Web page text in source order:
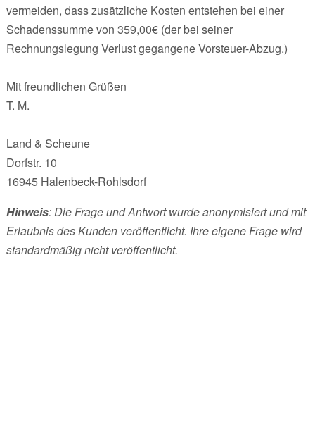
vermeiden, dass zusätzliche Kosten entstehen bei einer
Schadenssumme von 359,00€ (der bei seiner
Rechnungslegung Verlust gegangene Vorsteuer-Abzug.)
Mit freundlichen Grüßen
T. M.
Land & Scheune
Dorfstr. 10
16945 Halenbeck-Rohlsdorf
Hinweis: Die Frage und Antwort wurde anonymisiert und mit
Erlaubnis des Kunden veröffentlicht. Ihre eigene Frage wird
standardmäßig nicht veröffentlicht.